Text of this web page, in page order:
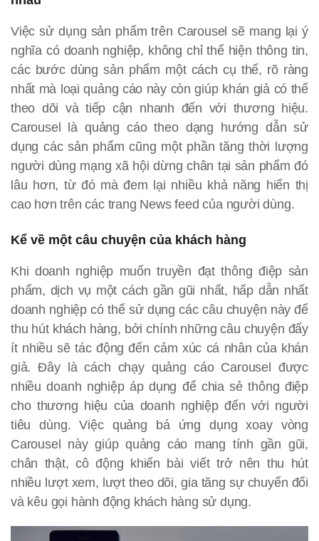
Việc sử dụng sản phẩm trên Carousel sẽ mang lại ý
nghĩa có doanh nghiệp, không chỉ thể hiện thông tin,
các bước dùng sản phẩm một cách cụ thể, rõ ràng
nhất mà loại quảng cáo này còn giúp khán giả có thể
theo dõi và tiếp cận nhanh đến với thương hiệu.
Carousel là quảng cáo theo dạng hướng dẫn sử
dụng các sản phẩm cũng một phần tăng thời lượng
người dùng mạng xã hội dừng chân tại sản phẩm đó
lâu hơn, từ đó mà đem lại nhiều khả năng hiển thị
cao hơn trên các trang News feed của người dùng.
Kể về một câu chuyện của khách hàng
Khi doanh nghiệp muốn truyền đạt thông điệp sản
phẩm, dịch vụ một cách gần gũi nhất, hấp dẫn nhất
doanh nghiệp có thể sử dụng các câu chuyện này để
thu hút khách hàng, bởi chính những câu chuyện đấy
ít nhiều sẽ tác động đến cảm xúc cá nhân của khán
giả. Đây là cách chạy quảng cáo Carousel được
nhiều doanh nghiệp áp dụng để chia sẻ thông điệp
cho thương hiệu của doanh nghiệp đến với người
tiêu dùng. Việc quảng bá ứng dụng xoay vòng
Carousel này giúp quảng cáo mang tính gần gũi,
chân thật, cô động khiến bài viết trở nên thu hút
nhiều lượt xem, lượt theo dõi, gia tăng sự chuyển đổi
và kêu gọi hành động khách hàng sử dụng.